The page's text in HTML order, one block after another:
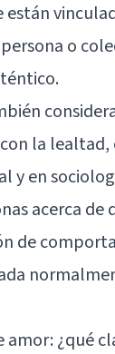
o
la
y en
acerca
de
amor: ¿qué